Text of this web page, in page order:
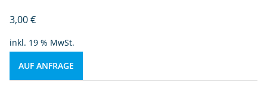
3,00€
inkl. 19 % MwSt.
AUF ANFRAGE